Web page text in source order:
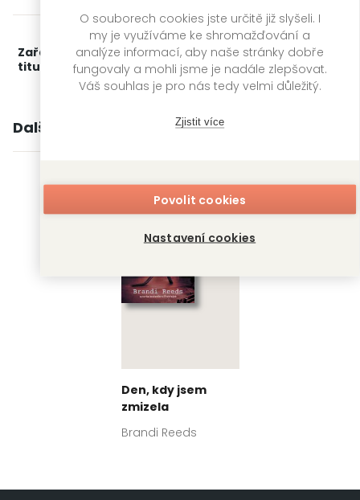
O souborech cookies jste určitě již slyšeli. I
my je využíváme ke shromažďování a
analýze informací, aby naše stránky dobře
fungovaly a mohli jsme je nadále zlepšovat.
Váš souhlas je pro nás tedy velmi důležitý.
Zjistit více
Povolit cookies
Nastavení cookies
Zařažení
titulu:
Kategorie >Detektivky, thrillery a true
crime‣Thrillery
Další knihy autora
Den, kdy jsem
zmizela
Brandi Reeds